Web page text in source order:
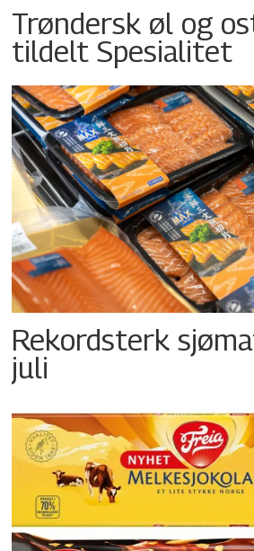
Trøndersk øl og
tildelt Spesialitet
Rekordsterk
juli